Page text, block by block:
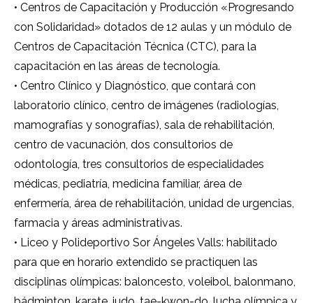
• Centros de Capacitación y Producción «Progresando
con Solidaridad» dotados de 12 aulas y un módulo de
Centros de Capacitación Técnica (CTC), para la
capacitación en las áreas de tecnología.
• Centro Clínico y Diagnóstico, que contará con
laboratorio clínico, centro de imágenes (radiologías,
mamografías y sonografías), sala de rehabilitación,
centro de vacunación, dos consultorios de
odontología, tres consultorios de especialidades
médicas, pediatría, medicina familiar, área de
enfermería, área de rehabilitación, unidad de urgencias,
farmacia y áreas administrativas.
• Liceo y Polideportivo Sor Ángeles Valls: habilitado
para que en horario extendido se practiquen las
disciplinas olímpicas: baloncesto, voleibol, balonmano,